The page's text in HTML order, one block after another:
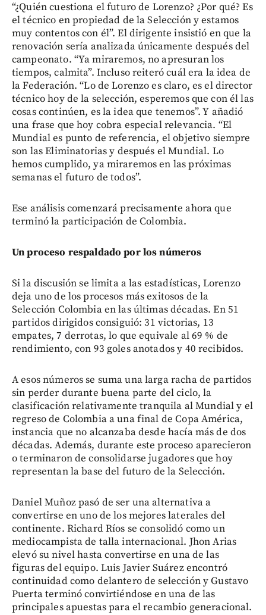
“¿Quién cuestiona el futuro de Lorenzo? ¿Por qué? Es
el técnico en propiedad de la Selección y estamos
muy contentos con él”. El dirigente insistió en que la
renovación sería analizada únicamente después del
campeonato. “Ya miraremos, no apresuran los
tiempos, calmita”. Incluso reiteró cuál era la idea de
la Federación. “Lo de Lorenzo es claro, es el director
técnico hoy de la selección, esperemos que con él las
cosas continúen, es la idea que tenemos”. Y añadió
una frase que hoy cobra especial relevancia. “El
Mundial es punto de referencia, el objetivo siempre
son las Eliminatorias y después el Mundial. Lo
hemos cumplido, ya miraremos en las próximas
semanas el futuro de todos”.
Ese análisis comenzará precisamente ahora que
terminó la participación de Colombia.
Un proceso respaldado por los números
Si la discusión se limita a las estadísticas, Lorenzo
deja uno de los procesos más exitosos de la
Selección Colombia en las últimas décadas. En 51
partidos dirigidos consiguió: 31 victorias, 13
empates, 7 derrotas, lo que equivale al 69 % de
rendimiento, con 93 goles anotados y 40 recibidos.
A esos números se suma una larga racha de partidos
sin perder durante buena parte del ciclo, la
clasificación relativamente tranquila al Mundial y el
regreso de Colombia a una final de Copa América,
instancia que no alcanzaba desde hacía más de dos
décadas. Además, durante este proceso aparecieron
o terminaron de consolidarse jugadores que hoy
representan la base del futuro de la Selección.
Daniel Muñoz pasó de ser una alternativa a
convertirse en uno de los mejores laterales del
continente. Richard Ríos se consolidó como un
mediocampista de talla internacional. Jhon Arias
elevó su nivel hasta convertirse en una de las
figuras del equipo. Luis Javier Suárez encontró
continuidad como delantero de selección y Gustavo
Puerta terminó convirtiéndose en una de las
principales apuestas para el recambio generacional.